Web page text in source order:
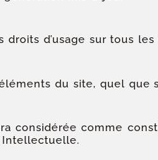
d’usage sur tous
du site, quel que
considérée comme
Intellectuelle.